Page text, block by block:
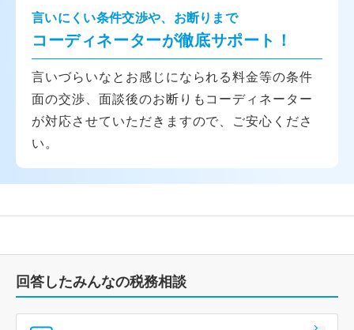
言いにくい条件交渉や、お断りまで
コーディネーターが徹底サポート！
言いづらいなとお感じになられる料金等の条件
面の交渉、面談後のお断りもコーディネーター
が対応させていただきますので、ご安心くださ
い。
回答したみんなの税務相談